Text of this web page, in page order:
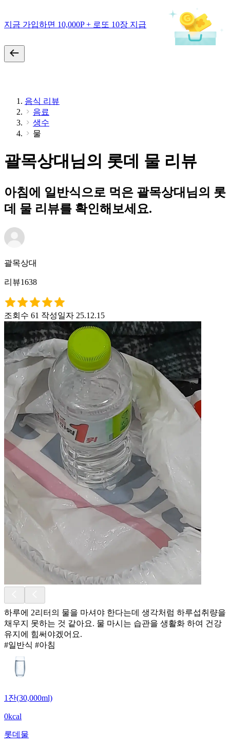
지금 가입하면 10,000P + 로또 10장 지급
음식 리뷰
음료
생수
물
괄목상대님의 롯데 물 리뷰
아침에 일반식으로 먹은 괄목상대님의 롯
데 물 리뷰를 확인해보세요.
괄목상대
리뷰1638
조회수 61 작성일자 25.12.15
하루에 2리터의 물을 마셔야 한다는데 생각처럼 하루섭취량을
채우지 못하는 것 같아요. 물 마시는 습관을 생활화 하여 건강
유지에 힘써야겠어요.
#일반식 #아침
1잔(30,000ml)
0kcal
롯데 물